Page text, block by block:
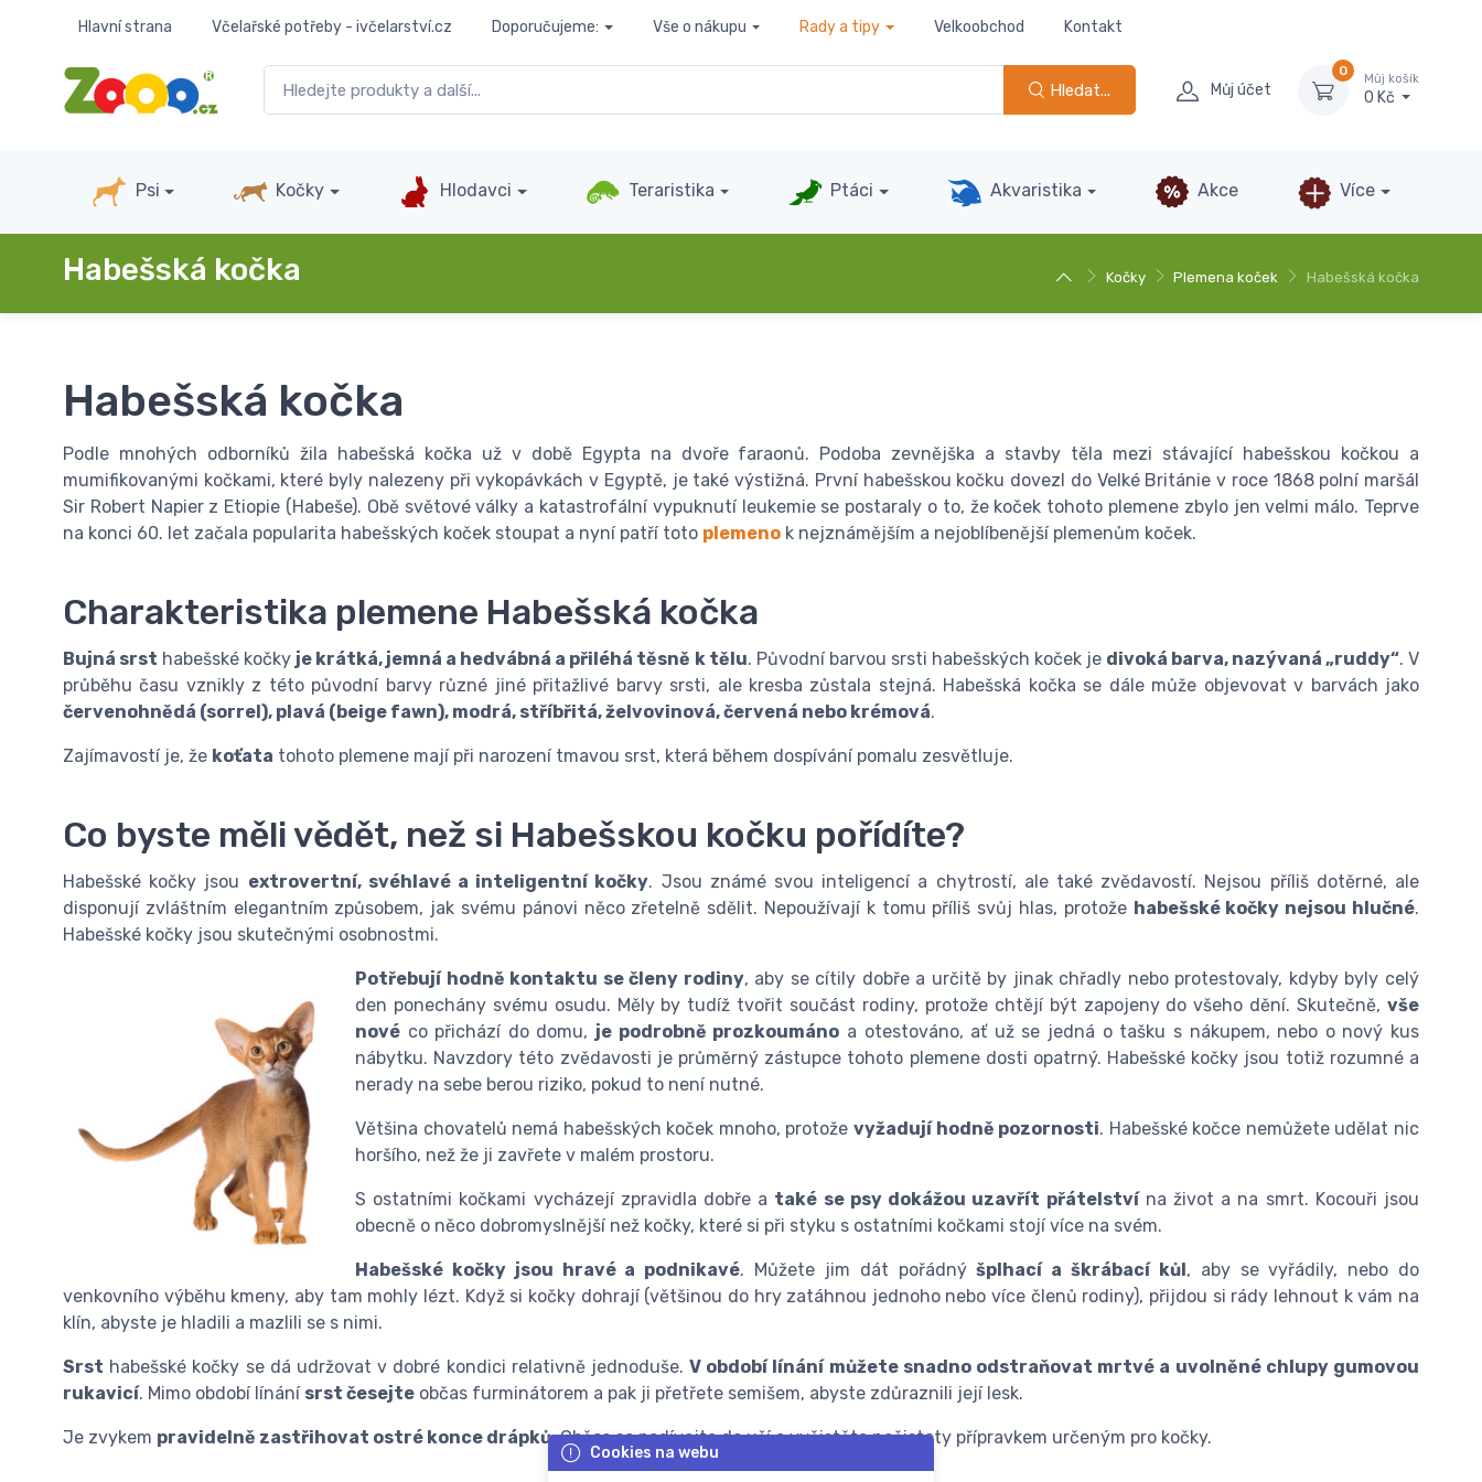
Hlavní strana Včelařské potřeby - ivčelarství.cz Doporučujeme: Vše o nákupu Rady a tipy Velkoobchod Kontakt
Hledat... Můj účet
0
Můj košík
0 Kč
Psi Kočky Hlodavci Teraristika Ptáci Akvaristika Akce Více
Kočky Plemena koček Habešská kočka
Habešská kočka
Habešská kočka
Podle mnohých odborníků žila habešská kočka už v době Egypta na dvoře faraonů. Podoba zevnějška a stavby těla mezi stávající habešskou kočkou a
mumifikovanými kočkami, které byly nalezeny při vykopávkách v Egyptě, je také výstižná. První habešskou kočku dovezl do Velké Británie v roce 1868 polní maršál
Sir Robert Napier z Etiopie (Habeše). Obě světové války a katastrofální vypuknutí leukemie se postaraly o to, že koček tohoto plemene zbylo jen velmi málo. Teprve
na konci 60. let začala popularita habešských koček stoupat a nyní patří toto plemeno k nejznámějším a nejoblíbenější plemenům koček.
Charakteristika plemene Habešská kočka
Bujná srst habešské kočky je krátká, jemná a hedvábná a přiléhá těsně k tělu. Původní barvou srsti habešských koček je divoká barva, nazývaná „ruddy“. V
průběhu času vznikly z této původní barvy různé jiné přitažlivé barvy srsti, ale kresba zůstala stejná. Habešská kočka se dále může objevovat v barvách jako
červenohnědá (sorrel), plavá (beige fawn), modrá, stříbřitá, želvovinová, červená nebo krémová.
Zajímavostí je, že koťata tohoto plemene mají při narození tmavou srst, která během dospívání pomalu zesvětluje.
Co byste měli vědět, než si Habešskou kočku pořídíte?
Habešské kočky jsou extrovertní, svéhlavé a inteligentní kočky. Jsou známé svou inteligencí a chytrostí, ale také zvědavostí. Nejsou příliš dotěrné, ale
disponují zvláštním elegantním způsobem, jak svému pánovi něco zřetelně sdělit. Nepoužívají k tomu příliš svůj hlas, protože habešské kočky nejsou hlučné.
Habešské kočky jsou skutečnými osobnostmi.
Potřebují hodně kontaktu se členy rodiny, aby se cítily dobře a určitě by jinak chřadly nebo protestovaly, kdyby byly celý
den ponechány svému osudu. Měly by tudíž tvořit součást rodiny, protože chtějí být zapojeny do všeho dění. Skutečně, vše
nové co přichází do domu, je podrobně prozkoumáno a otestováno, ať už se jedná o tašku s nákupem, nebo o nový kus
nábytku. Navzdory této zvědavosti je průměrný zástupce tohoto plemene dosti opatrný. Habešské kočky jsou totiž rozumné a
nerady na sebe berou riziko, pokud to není nutné.
Většina chovatelů nemá habešských koček mnoho, protože vyžadují hodně pozornosti. Habešské kočce nemůžete udělat nic
horšího, než že ji zavřete v malém prostoru.
S ostatními kočkami vycházejí zpravidla dobře a také se psy dokážou uzavřít přátelstvína život a na smrt. Kocouři jsou
obecně o něco dobromyslnější než kočky, které si při styku s ostatními kočkami stojí více na svém.
Habešské kočky jsou hravé a podnikavé. Můžete jim dát pořádnýšplhací a škrábací kůl, aby se vyřádily, nebo do
venkovního výběhu kmeny, aby tam mohly lézt. Když si kočky dohrají (většinou do hry zatáhnou jednoho nebo více členů rodiny), přijdou si rády lehnout k vám na
klín, abyste je hladili a mazlili se s nimi.
Srst habešské kočky se dá udržovat v dobré kondici relativně jednoduše.V období línání můžete snadno odstraňovat mrtvé a uvolněné chlupy gumovou
rukavicí. Mimo období línání srst česejte občas furminátorem a pak ji přetřete semišem, abyste zdůraznili její lesk.
Je zvykem pravidelně zastřihovat ostré konce drápků. Občas se podívejte do uší a vyčistěte nečistoty přípravkem určeným pro kočky.
Cookies na webu